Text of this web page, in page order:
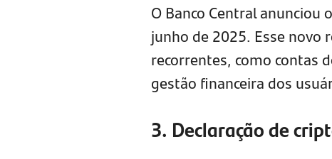
O Banco Central anunciou
junho de 2025. Esse novo
recorrentes, como contas
gestão financeira dos
3. Declaração de